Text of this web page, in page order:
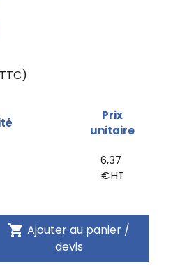
Prix
unitaire
6,37
€ HT
shopping_cart Ajouter au panier /
devis